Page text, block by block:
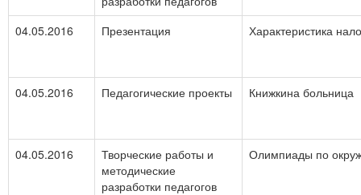
04.05.2016 Презентация Характеристика
04.05.2016 Педагогические проекты Книжкина больница
04.05.2016
Творческие работы и
методические
разработки педагогов
Олимпиады по